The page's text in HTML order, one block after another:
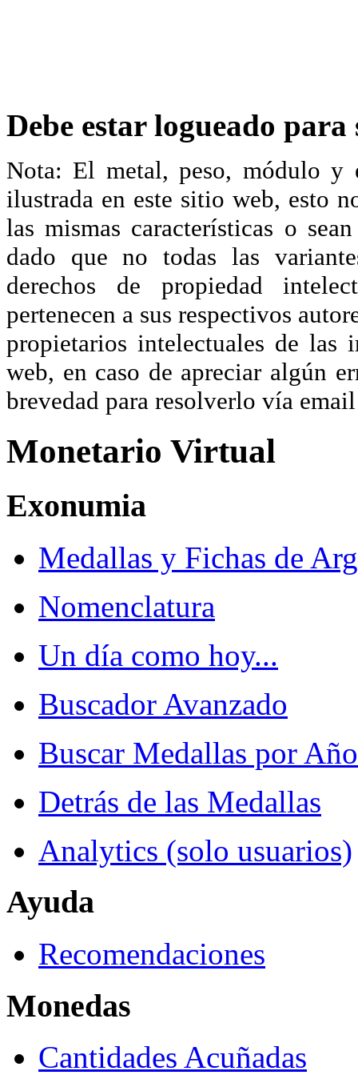
Debe estar logueado
Nota: El metal, peso, módulo y
ilustrada en este sitio web, esto
las mismas características o
dado que no todas las
derechos de propiedad
pertenecen a sus respectivos
propietarios intelectuales de las
web, en caso de apreciar algún
brevedad para resolverlo vía
Monetario Virtual
Exonumia
Medallas y Fichas de
Nomenclatura
Un día como hoy...
Buscador Avanzado
Buscar Medallas por Año
Detrás de las Medallas
Analytics (solo usuarios)
Ayuda
Recomendaciones
Monedas
Cantidades Acuñadas